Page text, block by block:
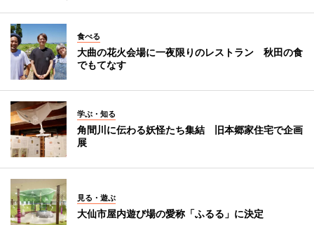
食べる
大曲の花火会場に一夜限りのレストラン 秋田の食
でもてなす
学ぶ・知る
角間川に伝わる妖怪たち集結 旧本郷家住宅で企画
展
見る・遊ぶ
大仙市屋内遊び場の愛称「ふるる」に決定